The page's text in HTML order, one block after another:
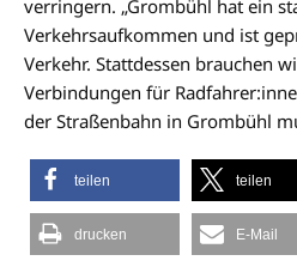
verringern. „Grombühl hat ein
Verkehrsaufkommen und ist
Verkehr. Stattdessen brauchen
Verbindungen für
der Straßenbahn in Grombühl
teilen teilen
drucken E-Mail